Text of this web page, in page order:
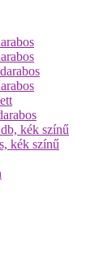
kék színű
kék színű